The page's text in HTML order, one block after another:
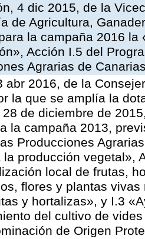
4 dic 2015, de la
de Agricultura,
la campaña 2016
Acción I.5 del
Agrarias de
abr 2016, de la
la que se amplía la
28 de diciembre de
la campaña 2013,
Producciones
la producción vegetal»,
local de frutas,
flores y plantas
y hortalizas», y I.3
del cultivo de
de Origen